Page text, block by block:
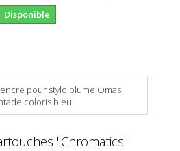
Disponible
"Chromatics"